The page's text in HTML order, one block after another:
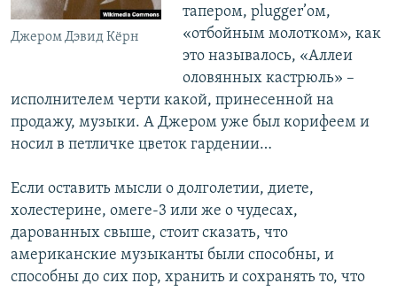
Джером Дэвид Кёрн
тапером, plugger’ом,
«отбойным молотком», как
это называлось, «Аллеи
оловянных кастрюль» –
исполнителем черти какой, принесенной на
продажу, музыки. А Джером уже был корифеем и
носил в петличке цветок гардении…
Если оставить мысли о долголетии, диете,
холестерине, омеге-3 или же о чудесах,
дарованных свыше, стоит сказать, что
американские музыканты были способны, и
способны до сих пор, хранить и сохранять то, что